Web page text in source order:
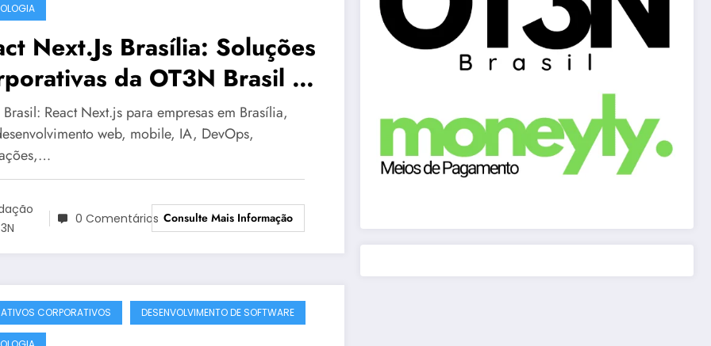
Next.Js Brasília: Soluções
da OT3N Brasil –
1568
React Next.js para empresas em Brasília,
web, mobile, IA, DevOps,
0 Comentários Consulte Mais Informação
CORPORATIVOS DESENVOLVIMENTO DE SOFTWARE